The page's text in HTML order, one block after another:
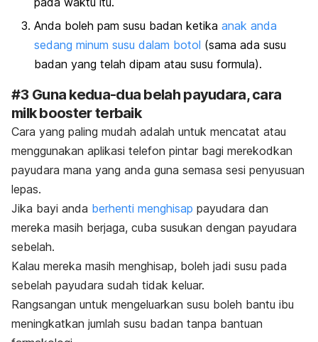
Anda boleh pam susu badan ketika anak anda
sedang minum susu dalam botol (sama ada susu
badan yang telah dipam atau susu formula).
#3 Guna kedua-dua belah payudara, cara
milk boosterterbaik
Cara yang paling mudah adalah untuk mencatat atau
menggunakan aplikasi telefon pintar bagi merekodkan
payudara mana yang anda guna semasa sesi penyusuan
lepas.
Jika bayi anda berhenti menghisap payudara dan
mereka masih berjaga, cuba susukan dengan payudara
sebelah.
Kalau mereka masih menghisap, boleh jadi susu pada
sebelah payudara sudah tidak keluar.
Rangsangan untuk mengeluarkan susu boleh bantu ibu
meningkatkan jumlah susu badan tanpa bantuan